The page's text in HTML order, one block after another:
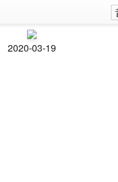
2020-03-19